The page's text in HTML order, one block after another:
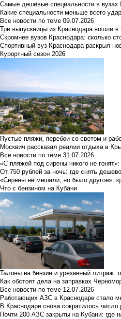
Самые дешёвые специальности в вузах
Какие специальности меньше всего
Все новости по теме 09.07.2026
Три выпускницы из Краснодара вошли
Скромнее вузов Краснодара: сколько
Спортивный вуз Краснодара раскрыл
Курортный сезон 2026
Пустые пляжи, перебои со светом и
Москвич рассказал реалии отдыха в
Все новости по теме 31.07.2026
«С пляжей под сирены никого не
От 750 рублей за ночь: где снять
«Сирены не мешали, но было другое»:
Что с бензином на Кубани
Талоны на бензин и урезанный литраж:
Как обстоят дела на заправках
Все новости по теме 12.07.2026
Работающих АЗС в Краснодаре стало
В Краснодаре снова сократилось
Почти 200 АЗС закрыты на Кубани: где